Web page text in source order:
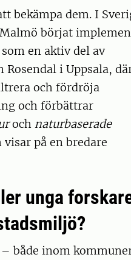
bekämpa dem. I
börjat
en aktiv del av
Rosendal i Uppsala,
och fördröja
och förbättrar
och naturbaserade
på en bredare
unga
både inom